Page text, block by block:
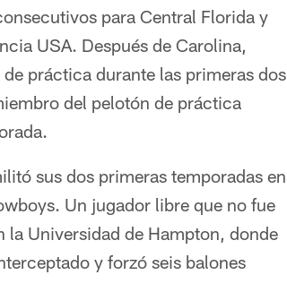
para Central Florida y
USA. Después de Carolina,
práctica durante las primeras dos
del pelotón de práctica
sus dos primeras temporadas en
Un jugador libre que no fue
Universidad de Hampton, donde
y forzó seis balones